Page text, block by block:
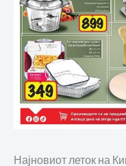
Најновиот леток на